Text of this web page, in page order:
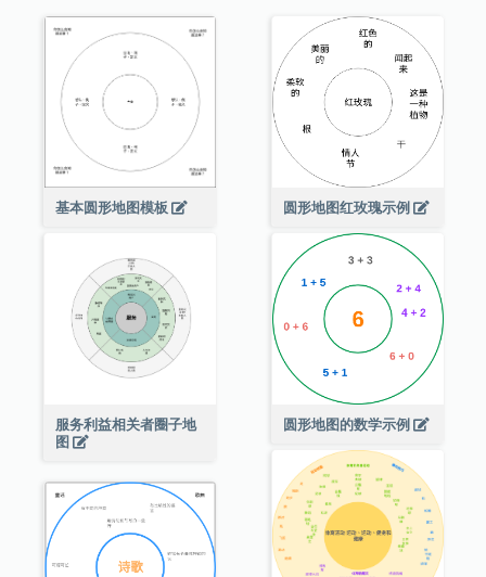
基本圆形地图模板 圆形地图红玫瑰示例
服务利益相关者圈子地
图
圆形地图的数学示例